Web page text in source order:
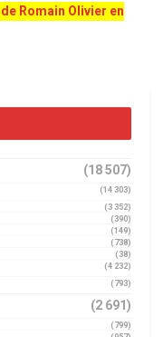
Romain Olivier en
(18 507)
(14 303)
(3 352)
(390)
(149)
(738)
(38)
(4 232)
(793)
(2 691)
(799)